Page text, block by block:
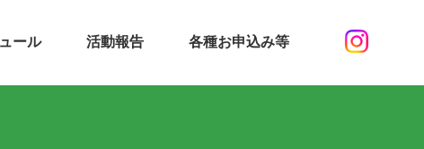
ール 活動報告 各種お申込み等